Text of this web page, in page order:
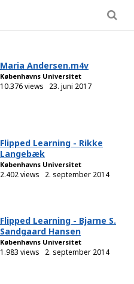
Maria Andersen.m4v
Københavns Universitet
10.376 views 23. juni 2017
Flipped Learning - Rikke
Langebæk
Københavns Universitet
2.402 views 2. september 2014
Flipped Learning - Bjarne S.
Sandgaard Hansen
Københavns Universitet
1.983 views 2. september 2014